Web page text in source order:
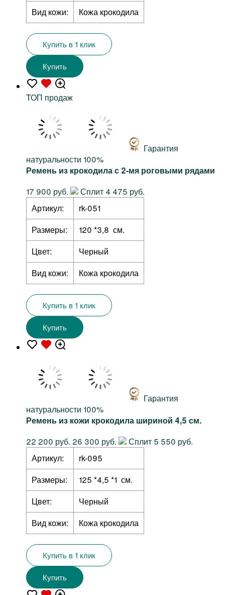
Вид кожи:
Кожа крокодила
Купить в 1 клик
Купить
TOП продаж
Гарантия
натуральности 100%
Ремень из крокодила с 2-мя роговыми рядами
17 900 руб.
Сплит 4 475 руб.
Артикул:
rk-051
Размеры:
120 *3,8 см.
Цвет:
Черный
Вид кожи:
Кожа крокодила
Купить в 1 клик
Купить
Гарантия
натуральности 100%
Ремень из кожи крокодила шириной 4,5 см.
22 200 руб. 26 300 руб.
Сплит 5 550 руб.
Артикул:
rk-095
Размеры:
125 *4,5 *1 см.
Цвет:
Черный
Вид кожи:
Кожа крокодила
Купить в 1 клик
Купить